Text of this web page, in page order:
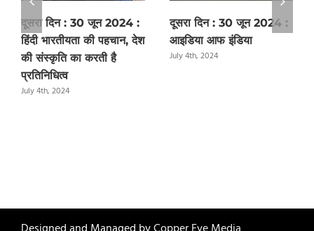
दूसरा दिन : 30 जून 2024 :
हिंदी भारतीयता की पहचान, देश
की संस्कृति का करती है
प्रतिनिधित्व
July 4th, 2024
दूसरा दिन : 30 जून 2024 :
आइडिया आफ इंडिया
July 4th, 2024